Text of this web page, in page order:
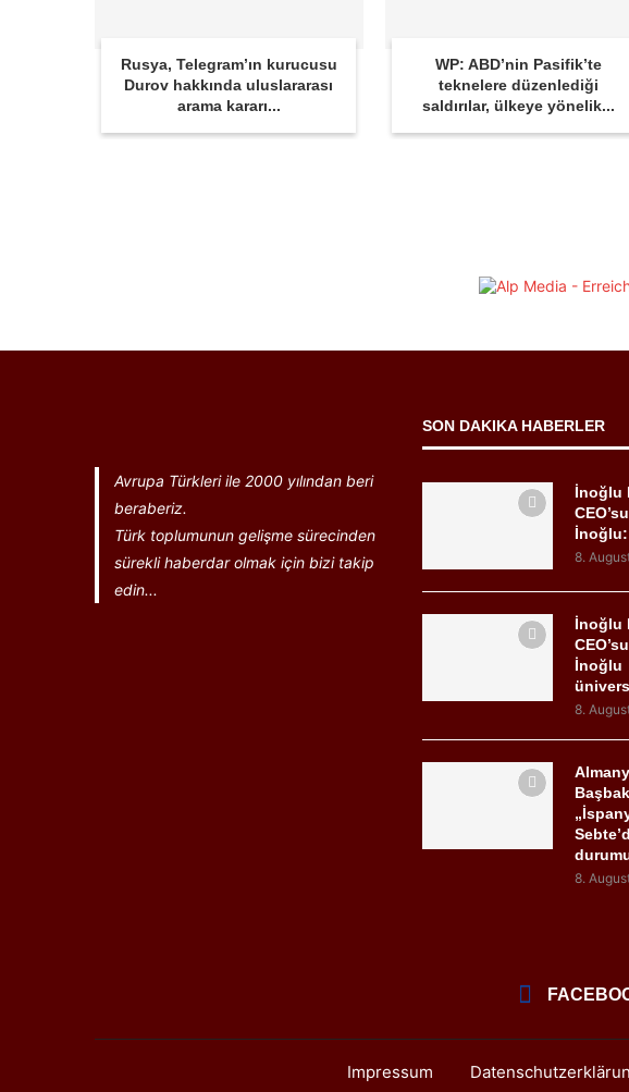
Rusya, Telegram’ın kurucusu
Durov hakkında uluslararası
arama kararı...
WP: ABD’nin Pasifik’te
teknelere düzenlediği
saldırılar, ülkeye yönelik...
Avrupa Türkleri ile 2000 yılından beri
beraberiz.
Türk toplumunun gelişme sürecinden
sürekli haberdar olmak için bizi takip
edin...
SON DAKIKA HABERLER
İnoğlu
İnoğlu:
8.
İnoğlu
İnoğlu
8.
8.
Impressum